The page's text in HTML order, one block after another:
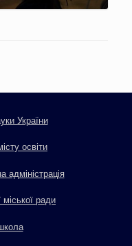
України
освіти
адміністрація
міської ради